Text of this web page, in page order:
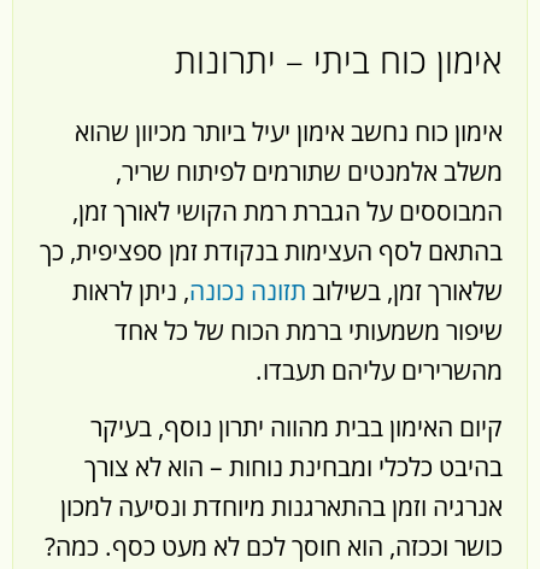
אימון כוח ביתי – יתרונות
אימון כוח נחשב אימון יעיל ביותר מכיוון שהוא
משלב אלמנטים שתורמים לפיתוח שריר,
המבוססים על הגברת רמת הקושי לאורך זמן,
בהתאם לסף העצימות בנקודת זמן ספציפית, כך
שלאורך זמן, בשילוב תזונה נכונה, ניתן לראות
שיפור משמעותי ברמת הכוח של כל אחד
מהשרירים עליהם תעבדו.
קיום האימון בבית מהווה יתרון נוסף, בעיקר
בהיבט כלכלי ומבחינת נוחות – הוא לא צורך
אנרגיה וזמן בהתארגנות מיוחדת ונסיעה למכון
כושר וככזה, הוא חוסך לכם לא מעט כסף. כמה?